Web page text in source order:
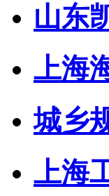
山东
上海
城乡
上海